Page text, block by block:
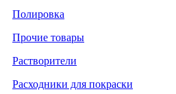
Полировка
Прочие товары
Растворители
Расходники для покраски